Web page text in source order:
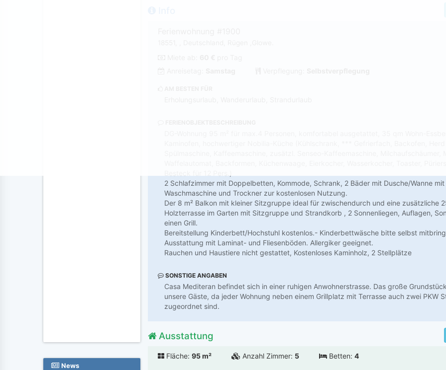
News
2 Schlafzimmer mit Doppelbetten, Kommode, Schrank, 2 Bäder mit Dusche/Wanne mit
Waschmaschine und Trockner zur kostenlosen Nutzung.
Der 8 m² Balkon mit kleiner Sitzgruppe ideal für zwischendurch und eine zusätzliche
Holzterrasse im Garten mit Sitzgruppe und Strandkorb , 2 Sonnenliegen, Auflagen,
einen Grill.
Bereitstellung Kinderbett/Hochstuhl kostenlos.- Kinderbettwäsche bitte selbst
Ausstattung mit Laminat- und Fliesenböden. Allergiker geeignet.
Rauchen und Haustiere nicht gestattet, Kostenloses Kaminholz, 2 Stellplätze
SONSTIGE ANGABEN
Casa Mediteran befindet sich in einer ruhigen Anwohnerstrasse. Das große
unsere Gäste, da jeder Wohnung neben einem Grillplatz mit Terrasse auch zwei PKW
zugeordnet sind.
Ausstattung
Fläche: 95 m² Anzahl Zimmer: 5 Betten: 4